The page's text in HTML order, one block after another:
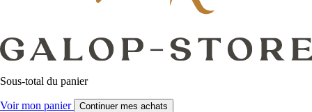
Sous-total du panier
Voir mon panier Continuer mes achats